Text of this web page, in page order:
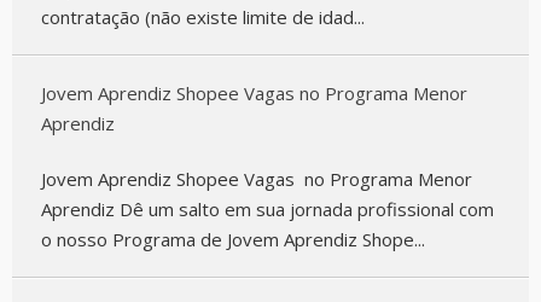
contratação (não existe limite de idad...
Jovem Aprendiz Shopee Vagas no Programa Menor
Aprendiz
Jovem Aprendiz Shopee Vagas no Programa Menor
Aprendiz Dê um salto em sua jornada profissional com
o nosso Programa de Jovem Aprendiz Shope...